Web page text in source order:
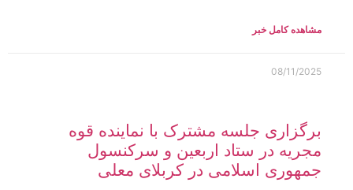
مشاهده کامل خبر
08/11/2025
برگزاری جلسه مشترک با نماینده قوه
مجریه در ستاد اربعین و سرکنسول
جمهوری اسلامی در کربلای معلی